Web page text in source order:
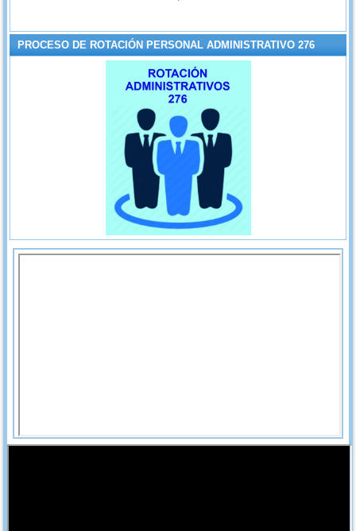
PROCESO DE ROTACIÓN PERSONAL ADMINISTRATIVO 276